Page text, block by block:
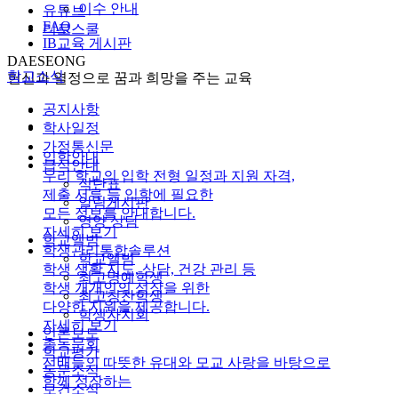
이수 안내
FAQ
IB교육 게시판
학교소식
공지사항
학사일정
가정통신문
급식안내
식단표
알림게시판
영양 상담
학교앨범
학교앨범
최고명예학생
최고칭찬학생
학생자치회
언론보도
학교평가
동문소식
보건소식
유튜브
리로스쿨
DAESEONG
헌신과 열정으로 꿈과 희망을 주는 교육
입학안내
우리 학교의 입학 전형 일정과 지원 자격,
제출 서류 등 입학에 필요한
모든 정보를 안내합니다.
자세히 보기
학생관리통합솔루션
학생 생활 지도, 상담, 건강 관리 등
학생 개개인의 성장을 위한
다양한 지원을 제공합니다.
자세히 보기
총동문회
선배들의 따뜻한 유대와 모교 사랑을 바탕으로
함께 성장하는